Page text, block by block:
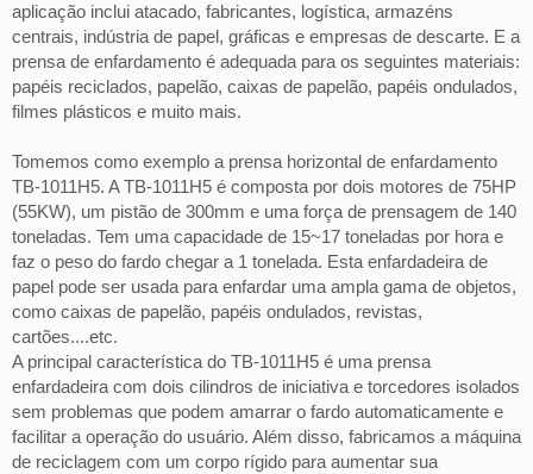
aplicação inclui atacado, fabricantes, logística, armazéns
centrais, indústria de papel, gráficas e empresas de descarte. E a
prensa de enfardamento é adequada para os seguintes materiais:
papéis reciclados, papelão, caixas de papelão, papéis ondulados,
filmes plásticos e muito mais.
Tomemos como exemplo a prensa horizontal de enfardamento
TB-1011H5. A TB-1011H5 é composta por dois motores de 75HP
(55KW), um pistão de 300mm e uma força de prensagem de 140
toneladas. Tem uma capacidade de 15~17 toneladas por hora e
faz o peso do fardo chegar a 1 tonelada. Esta enfardadeira de
papel pode ser usada para enfardar uma ampla gama de objetos,
como caixas de papelão, papéis ondulados, revistas,
cartões....etc.
A principal característica do TB-1011H5 é uma prensa
enfardadeira com dois cilindros de iniciativa e torcedores isolados
sem problemas que podem amarrar o fardo automaticamente e
facilitar a operação do usuário. Além disso, fabricamos a máquina
de reciclagem com um corpo rígido para aumentar sua